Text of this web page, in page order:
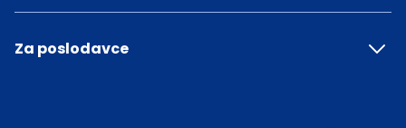
Za poslodavce